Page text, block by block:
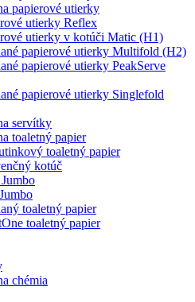
papierové utierky
utierky Reflex
utierky v kotúči Matic (H1)
papierové utierky Multifold (H2)
papierové utierky PeakServe
papierové utierky Singlefold
servítky
toaletný papier
toaletný papier
kotúč
toaletný papier
toaletný papier
chémia